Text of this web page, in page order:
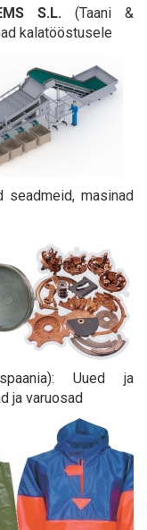
S.L.(Taani &
kalatööstusele
masinad
Uued ja
ja varuosad